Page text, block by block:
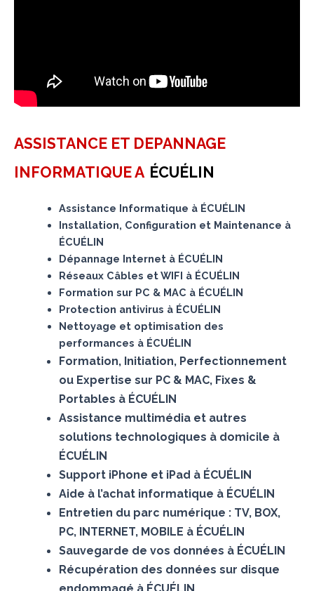
ASSISTANCE ET DEPANNAGE
INFORMATIQUE A ÉCUÉLIN
Assistance Informatique à ÉCUÉLIN
Installation, Configuration et Maintenance à
ÉCUÉLIN
Dépannage Internet à ÉCUÉLIN
Réseaux Câbles et WIFI à ÉCUÉLIN
Formation sur PC & MAC à ÉCUÉLIN
Protection antivirus à ÉCUÉLIN
Nettoyage et optimisation des
performances à ÉCUÉLIN
Formation, Initiation, Perfectionnement
ou Expertise sur PC & MAC, Fixes &
Portables à ÉCUÉLIN
Assistance multimédia et autres
solutions technologiques à domicile à
ÉCUÉLIN
Support iPhone et iPad à ÉCUÉLIN
Aide à l’achat informatique à ÉCUÉLIN
Entretien du parc numérique : TV, BOX,
PC, INTERNET, MOBILE à ÉCUÉLIN
Sauvegarde de vos données à ÉCUÉLIN
Récupération des données sur disque
endommagé à ÉCUÉLIN